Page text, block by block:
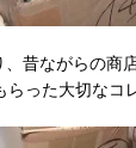
昔ながらの商
った大切なコ